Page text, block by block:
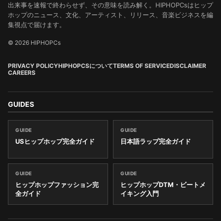
出来事を速報で終わらせず、その意味を読み解く。HIPHOPCsはヒップ
ホップのニュース、文化、アーティスト、リリース、音楽ビジネスを編
集視点で届けます。
© 2026 HIPHOPCs
PRIVACY POLICYHIPHOPCSについてTERMS OF SERVICEDISCLAIMER
CAREERS
GUIDES
GUIDE
USヒップホップ完全ガイド
GUIDE
日本語ラップ完全ガイド
GUIDE
ヒップホップファッション完
全ガイド
GUIDE
ヒップホップDTM・ビートメ
イキング入門